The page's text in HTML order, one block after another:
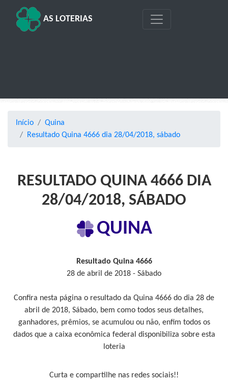
AS LOTERIAS
Início
Quina
Resultado Quina 4666 dia 28/04/2018, sábado
RESULTADO QUINA 4666 DIA
28/04/2018, SÁBADO
QUINA
Resultado Quina 4666
28 de abril de 2018 - Sábado
Confira nesta página o resultado da Quina 4666 do dia 28 de
abril de 2018, Sábado, bem como todos seus detalhes,
ganhadores, prêmios, se acumulou ou não, enfim todos os
dados que a caixa econômica federal disponibiliza sobre esta
loteria
Curta e compartilhe nas redes sociais!!